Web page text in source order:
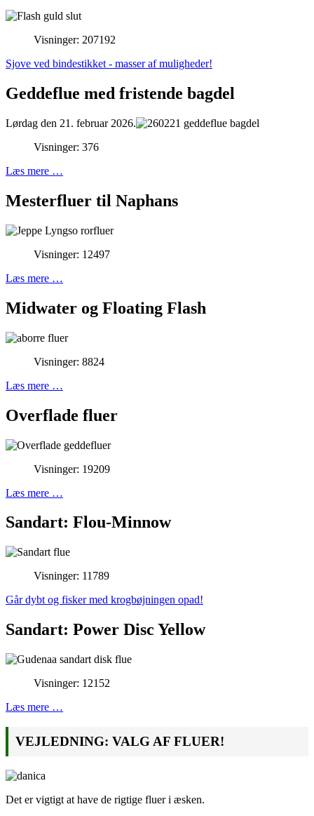
Visninger: 207192
Sjove ved bindestikket - masser af muligheder!
Geddeflue med fristende bagdel
Lørdag den 21. februar 2026.
Visninger: 376
Læs mere …
Mesterfluer til Naphans
Visninger: 12497
Læs mere …
Midwater og Floating Flash
Visninger: 8824
Læs mere …
Overflade fluer
Visninger: 19209
Læs mere …
Sandart: Flou-Minnow
Visninger: 11789
Går dybt og fisker med krogbøjningen opad!
Sandart: Power Disc Yellow
Visninger: 12152
Læs mere …
VEJLEDNING: VALG AF FLUER!
Det er vigtigt at have de rigtige fluer i æsken.